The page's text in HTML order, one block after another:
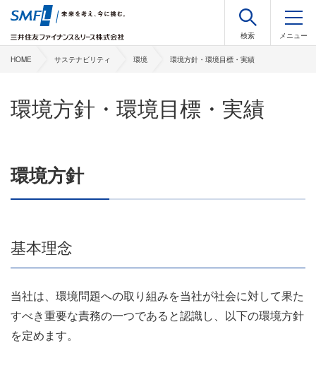
HOME サステナビリティ 環境 環境方針・環境目標・実績
環境方針・環境目標・実績
環境方針
基本理念
当社は、環境問題への取り組みを当社が社会に対して果た
すべき重要な責務の一つであると認識し、以下の環境方針
を定めます。